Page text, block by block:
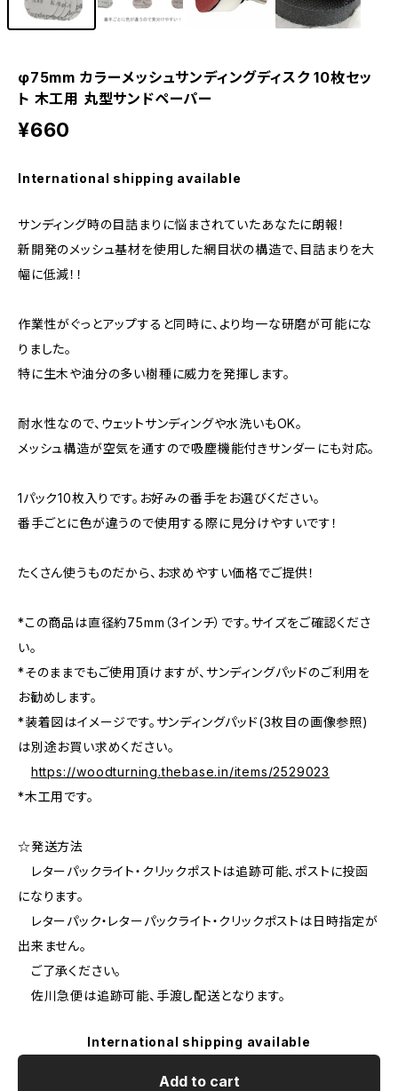
φ75mm カラーメッシュサンディングディスク 10枚セッ
ト 木工用 丸型サンドペーパー
¥660
International shipping available
サンディング時の目詰まりに悩まされていたあなたに朗報！
新開発のメッシュ基材を使用した網目状の構造で、目詰まりを大
幅に低減！！
作業性がぐっとアップすると同時に、より均一な研磨が可能にな
りました。
特に生木や油分の多い樹種に威力を発揮します。
耐水性なので、ウェットサンディングや水洗いもOK。
メッシュ構造が空気を通すので吸塵機能付きサンダーにも対応。
1パック10枚入りです。お好みの番手をお選びください。
番手ごとに色が違うので使用する際に見分けやすいです！
たくさん使うものだから、お求めやすい価格でご提供！
*この商品は直径約75mm（3インチ）です。サイズをご確認くださ
い。
*そのままでもご使用頂けますが、サンディングパッドのご利用を
お勧めします。
*装着図はイメージです。サンディングパッド(3枚目の画像参照)
は別途お買い求めください。
https://woodturning.thebase.in/items/2529023
*木工用です。
☆発送方法
レターパックライト・クリックポストは追跡可能、ポストに投函
になります。
レターパック・レターパックライト・クリックポストは日時指定が
出来ません。
ご了承ください。
佐川急便は追跡可能、手渡し配送となります。
International shipping available
Add to cart